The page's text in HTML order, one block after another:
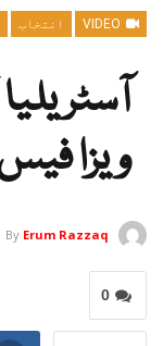
انتخاب
ویزا
By Erum Razzaq
0